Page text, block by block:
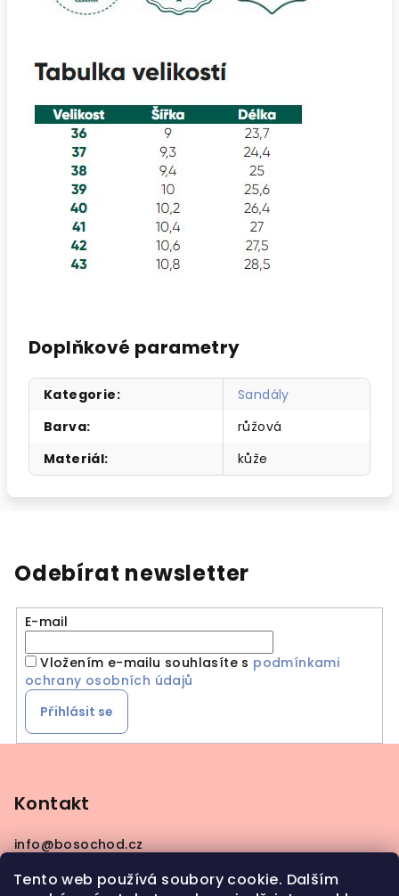
Tento web používá soubory cookie. Dalším
Doplňkové parametry
Kategorie:
Sandály
Barva:
růžová
Materiál: kůže
Odebírat newsletter
E-mail
Vložením e-mailu souhlasíte s podmínkami
ochrany osobních údajů
Přihlásit se
t
Kontakt
info@bosochod.cz